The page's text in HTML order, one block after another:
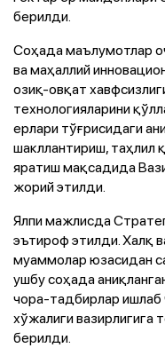
берилди.
Соҳада маълумотлар
ва маҳаллий
озиқ-овқат
технологияларини
ерлари тўғрисидаги
шакллантириш, таҳлил
яратиш мақсадида
жорий этилди.
Ялпи мажлисда
эътироф этилди. Халқ
муаммолар юзасидан
ушбу соҳада
чора-тадбирлар
хўжалиги вазирлигига
берилди.